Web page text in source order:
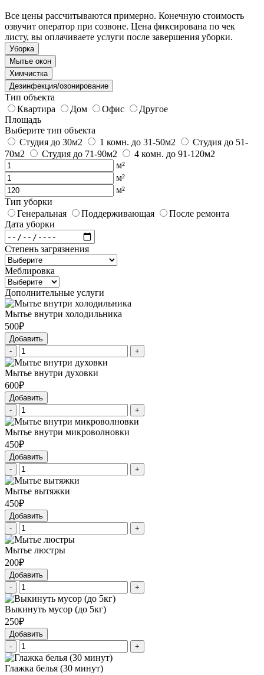
Все цены рассчитываются примерно. Конечную стоимость
озвучит оператор при созвоне. Цена фиксирована по чек
листу, вы оплачиваете услуги после завершения уборки.
Уборка
Мытье окон
Химчистка
Дезинфекция/озонирование
Тип объекта
Квартира
Дом Офис
Другое
Площадь
Выберите тип объекта
Студия до 30м2
1 комн. до 31-50м2
Студия до 51-
70м2
Студия до 71-90м2
4 комн. до 91-120м2
м²
м²
м²
Тип уборки
Генеральная
Поддерживающая
После ремонта
Дата уборки
Степень загрязнения
Меблировка
Дополнительные услуги
Мытье внутри холодильника
500₽
Добавить
-
+
Мытье внутри духовки
600₽
Добавить
-
+
Мытье внутри микроволновки
450₽
Добавить
-
+
Мытье вытяжки
450₽
Добавить
-
+
Мытье люстры
200₽
Добавить
-
+
Выкинуть мусор (до 5кг)
250₽
Добавить
-
+
Глажка белья (30 минут)